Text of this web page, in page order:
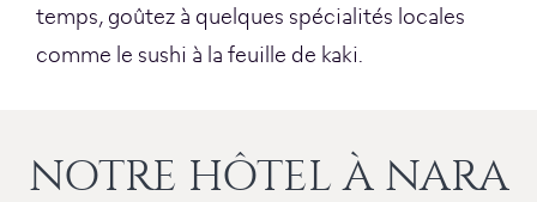
temps, goûtez à quelques spécialités locales
comme le sushi à la feuille de kaki.
NOTRE HÔTEL À NARA